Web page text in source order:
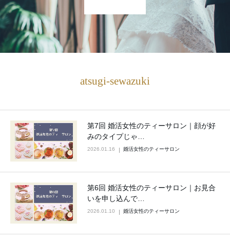
atsugi-sewazuki
第7回 婚活女性のティーサロン｜顔が好
みのタイプじゃ…
2026.01.16 婚活女性のティーサロン
第6回 婚活女性のティーサロン｜お見合
いを申し込んで…
2026.01.10 婚活女性のティーサロン
成婚者のSTORY
婚活ブログ